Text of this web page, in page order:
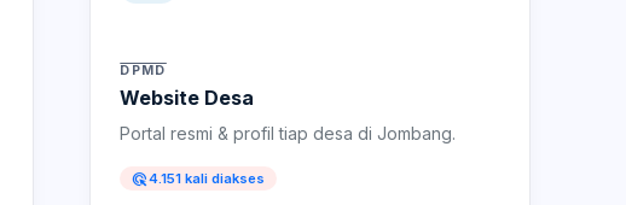
DPMD
Website Desa
Portal resmi & profil tiap desa di Jombang.
ads_click4.151 kali diakses